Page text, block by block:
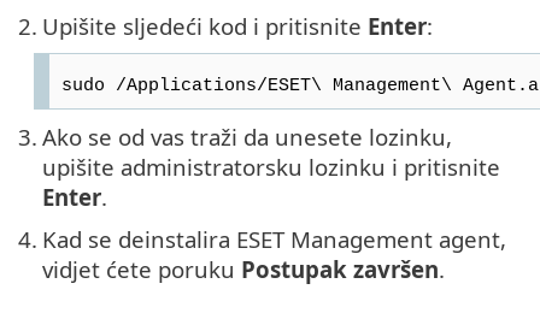
2. Upišite sljedeći kod i pritisnite Enter:
sudo /Applications/ESET\ Management\
3. Ako se od vas traži da unesete lozinku,
upišite administratorsku lozinku i pritisnite
Enter.
4. Kad se deinstalira ESET Management agent,
vidjet ćete poruku Postupak završen.